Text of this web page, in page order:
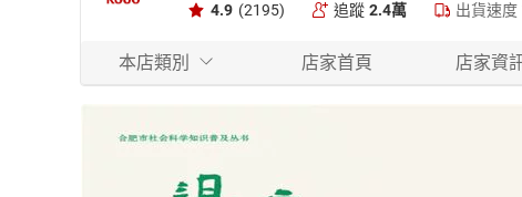
4.9 (2195) 追蹤 2.4萬 出貨速度
本店類別 店家首頁 店家資